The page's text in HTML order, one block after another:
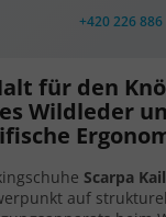
+420 226 886
für den
Wildleder
Scarpa
auf